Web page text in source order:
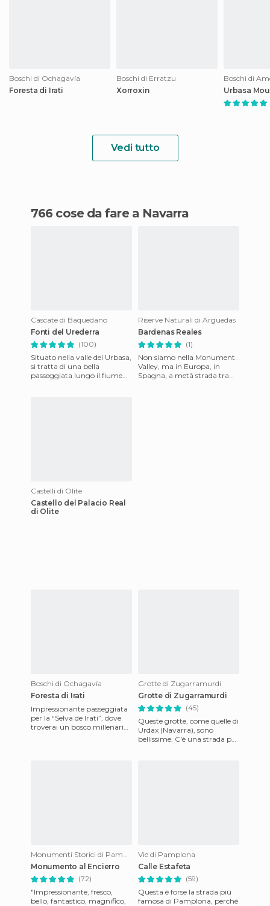
Boschi di Ochagavía
Foresta di Irati
Boschi di Erratzu
Xorroxin
Boschi di
Urbasa
Vedi tutto
766 cose da fare a Navarra
Cascate di Baquedano
Fonti del Urederra
(100)
Situato nella valle del Urbasa,
si tratta di una bella
passeggiata lungo il fiume
Riserve Naturali di Arguedas
Bardenas Reales
(1)
Non siamo nella Monument
Valley, ma in Europa, in
Spagna, a metà strada tra
Castelli di Olite
Castello del Palacio Real
di Olite
Boschi di Ochagavía
Foresta di Irati
Impressionante passeggiata
per la “Selva de Irati”, dove
troverai un bosco millenario
Grotte di Zugarramurdi
Grotte di Zugarramurdi
(45)
Queste grotte, come quelle di
Urdax (Navarra), sono
bellissime. C'è una strada per
Monumenti Storici di Pamplona
Monumento al Encierro
(72)
"Impressionante, fresco,
bello, fantastico, magnifico,
Vie di Pamplona
Calle Estafeta
(59)
Questa è forse la strada più
famosa di Pamplona, ​​perché